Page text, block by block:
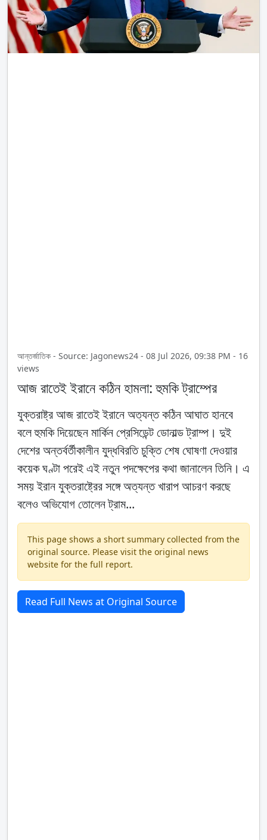
আন্তর্জাতিক - Source: Jagonews24 - 08 Jul 2026, 09:38 PM - 16
views
আজ রাতেই ইরানে কঠিন হামলা: হুমকি ট্রাম্পের
যুক্তরাষ্ট্র আজ রাতেই ইরানে অত্যন্ত কঠিন আঘাত হানবে
বলে হুমকি দিয়েছেন মার্কিন প্রেসিডেন্ট ডোনাল্ড ট্রাম্প। দুই
দেশের অন্তর্বর্তীকালীন যুদ্ধবিরতি চুক্তি শেষ ঘোষণা দেওয়ার
কয়েক ঘণ্টা পরেই এই নতুন পদক্ষেপের কথা জানালেন তিনি। এ
সময় ইরান যুক্তরাষ্ট্রের সঙ্গে অত্যন্ত খারাপ আচরণ করছে
বলেও অভিযোগ তোলেন ট্রাম...
This page shows a short summary collected from the
original source. Please visit the original news
website for the full report.
Read Full News at Original Source